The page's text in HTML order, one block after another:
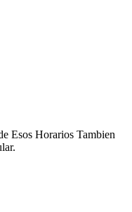
Esos Horarios Tambien